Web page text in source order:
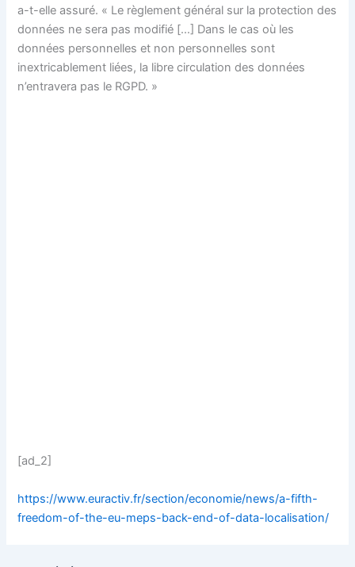
a-t-elle assuré. « Le règlement général sur la protection des
données ne sera pas modifié […] Dans le cas où les
données personnelles et non personnelles sont
inextricablement liées, la libre circulation des données
n’entravera pas le RGPD. »
[ad_2]
https://www.euractiv.fr/section/economie/news/a-fifth-
freedom-of-the-eu-meps-back-end-of-data-localisation/